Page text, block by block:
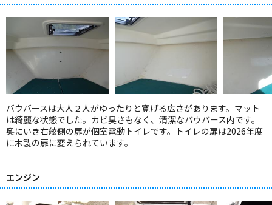
バウバースは大人２人がゆったりと寛げる広さがあります。マット
は綺麗な状態でした。カビ臭さもなく、清潔なバウバース内です。
奥にいき右舷側の扉が個室電動トイレです。トイレの扉は2026年度
に木製の扉に変えられています。
エンジン